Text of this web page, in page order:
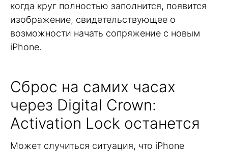
когда круг полностью заполнится, появится
изображение, свидетельствующее о
возможности начать сопряжение с новым
iPhone.
Сброс на самих часах
через Digital Crown:
Activation Lock останется
Может случиться ситуация, что iPhone